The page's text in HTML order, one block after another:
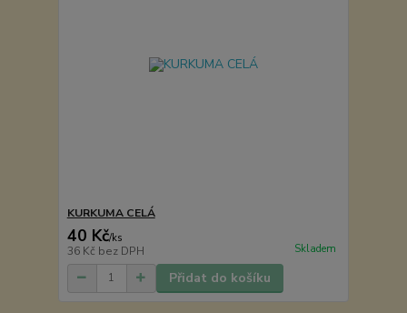
KURKUMA CELÁ
40 Kč/ks
36 Kč bez DPH Skladem
Přidat do košíku